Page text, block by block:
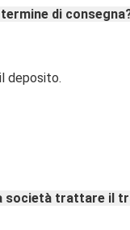
di
deposito.
società trattare il